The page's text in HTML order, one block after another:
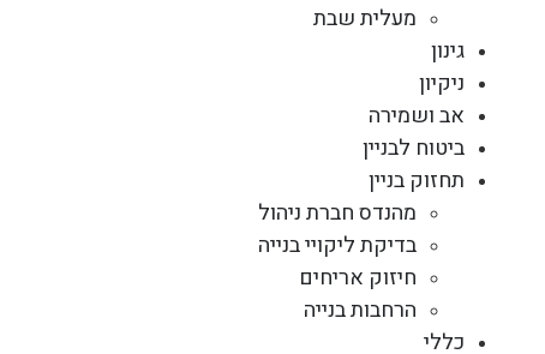
מעלית שבת
גינון
ניקיון
אב ושמירה
ביטוח לבניין
תחזוק בניין
מהנדס חברת ניהול
בדיקת ליקויי בנייה
חיזוק אריחים
הרחבות בנייה
כללי